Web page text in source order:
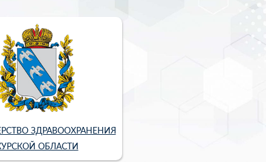
ЗДРАВООХРАНЕНИЯ
ОБЛАСТИ